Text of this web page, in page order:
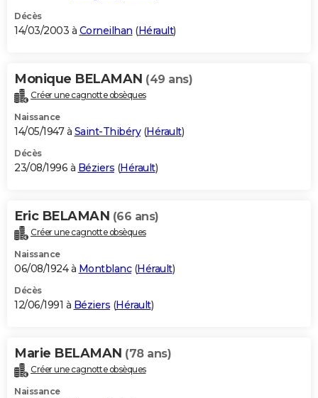
Décès
14/03/2003 à Corneilhan (Hérault)
Monique BELAMAN (49 ans)
Créer une cagnotte obsèques
Naissance
14/05/1947 à Saint-Thibéry(Hérault)
Décès
23/08/1996 à Béziers (Hérault)
Eric BELAMAN (66 ans)
Créer une cagnotte obsèques
Naissance
06/08/1924 à Montblanc(Hérault)
Décès
12/06/1991 à Béziers (Hérault)
Marie BELAMAN (78 ans)
Créer une cagnotte obsèques
Naissance